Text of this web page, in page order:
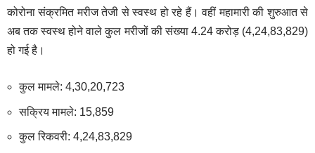
कोरोना संक्रमित मरीज तेजी से स्वस्थ हो रहे हैं। वहीं महामारी की शुरुआत से
अब तक स्वस्थ होने वाले कुल मरीजों की संख्या 4.24 करोड़ (4,24,83,829)
हो गई है।
कुल मामले: 4,30,20,723
सक्रिय मामले: 15,859
कुल रिकवरी: 4,24,83,829